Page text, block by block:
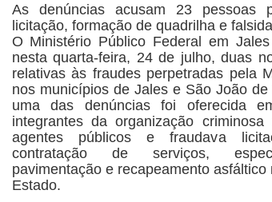
As denúncias acusam 23 pessoas
licitação, formação de quadrilha e
O Ministério Público Federal em
nesta quarta-feira, 24 de julho, duas
relativas às fraudes perpetradas pela
nos municípios de Jales e São João
uma das denúncias foi oferecida
integrantes da organização criminosa
agentes públicos e fraudava
contratação de serviços,
pavimentação e recapeamento asfáltico
Estado.